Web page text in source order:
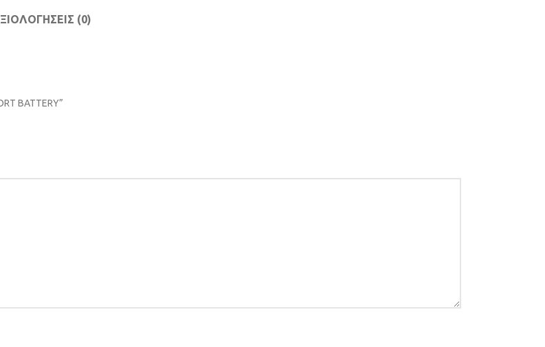
(0)
BATTERY”